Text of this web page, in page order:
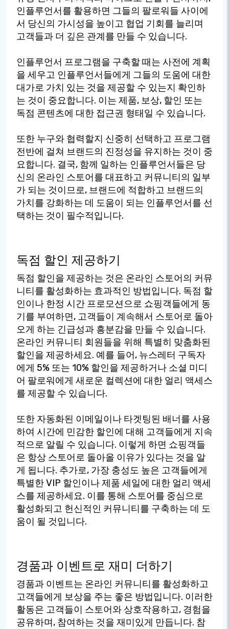
인플루언서를 활용하면 그들의 팔로워들 사이에
서 당신의 가시성을 높이고 협업 기회를 늘리며
고객들과 더 깊은 관계를 만들 수 있습니다.
인플루언서 프로그램을 구축할 때는 사전에 계획
을 세우고 인플루언서들에게 그들의 도움에 대한
대가로 가치 있는 것을 제공할 수 있는지 확인하
는 것이 중요합니다. 이는 제품, 보상, 할인 또는
독점 콘텐츠에 대한 접근권 형태일 수 있습니다.
또한 누구와 협력할지 신중히 선택하고 프로그램
전반에 걸쳐 브랜드의 진정성을 유지하는 것이 중
요합니다. 결국, 함께 일하는 인플루언서들은 당
신의 온라인 스토어를 대표하고 커뮤니티의 일부
가 되는 것이므로, 브랜드에 적합하고 브랜드의
가치를 강화하는 데 도움이 되는 인플루언서를 선
택하는 것이 필수적입니다.
독점 할인 제공하기
독점 할인을 제공하는 것은 온라인 스토어의 커뮤
니티를 활성화하는 효과적인 방법입니다. 독점 할
인이나 한정 시간 프로모션으로 쇼핑객들에게 동
기를 부여하면, 고객들이 계속해서 스토어로 돌아
오게 하는 긴급성과 흥분감을 만들 수 있습니다.
온라인 커뮤니티 회원들을 위해 특별히 맞춤화된
할인을 제공하세요. 예를 들어, 뉴스레터 구독자
에게 5% 또는 10% 할인을 제공하거나 소셜 미디
어 팔로워에게 새로운 컬렉션에 대한 얼리 액세스
를 제공할 수 있습니다.
또한 자동화된 이메일이나 타겟팅된 배너를 사용
하여 시간에 민감한 할인에 대해 고객들에게 지속
적으로 알릴 수 있습니다. 이렇게 하면 쇼핑객들
은 항상 스토어로 돌아올 이유가 있다는 것을 알
게 됩니다. 추가로, 가장 충성도 높은 고객들에게
특별한 VIP 할인이나 제품 세일에 대한 얼리 액세
스를 제공하세요. 이를 통해 스토어를 중심으로
활성화되고 헌신적인 커뮤니티를 구축하는 데 도
움이 될 것입니다.
경품과 이벤트로 재미 더하기
경품과 이벤트는 온라인 커뮤니티를 활성화하고
고객들에게 보상을 주는 좋은 방법입니다. 이러한
활동은 고객들이 스토어와 상호작용하고, 경험을
공유하며, 참여하는 것을 재미있게 만듭니다. 참